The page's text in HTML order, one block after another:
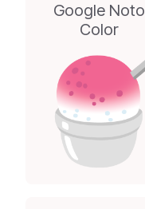
Google Noto
Color